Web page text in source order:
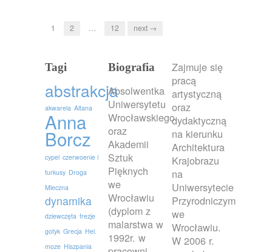
1 2 … 12 next →
Tagi
abstrakcja
akwarela Altana
Anna
Borcz
cypel czerwoenie i
turkusy Droga
Mleczna
dynamika
dziewczęta frezje
gotyk Grecja Hel.
moze Hiszpania
Biografia
Absolwentka
Uniwersytetu
Wrocławskiego
oraz
Akademii
Sztuk
Pięknych
we
Wrocławiu
(dyplom z
malarstwa w
1992r. w
Zajmuje się
pracą
artystyczną
oraz
dydaktyczną
na kierunku
Architektura
Krajobrazu
na
Uniwersytecie
Przyrodniczym
we
Wrocławiu.
W 2006 r.